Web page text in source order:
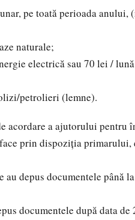
pe toată perioada anului,
naturale;
electrică sau 70 lei /
petrolieri (lemne).
a ajutorului pentru
prin dispoziția primarului,
depus documentele până
documentele după data de